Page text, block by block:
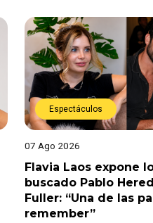
Espectáculos
07 Ago 2026
Flavia Laos expone
buscado Pablo
Fuller: “Una de las
remember”